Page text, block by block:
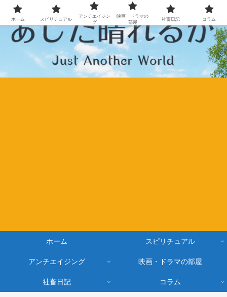
ホーム スピリチュアル
アンチエイジング 映画・ドラマの部屋
社畜日記 コラム
ホーム スピリチュアル
アンチエイジン
グ
映画・ドラマの
部屋
社畜日記 コラム